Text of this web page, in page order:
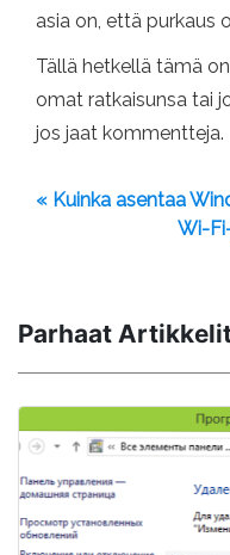
asia on, että purkaus
Tällä hetkellä tämä
omat ratkaisunsa tai
jos jaat kommentteja.
« Kuinka asentaa
Wi-
Parhaat